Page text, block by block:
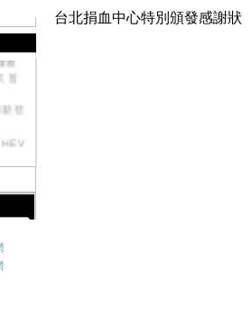
》
好
雅
首
登
》
額
回
》
好
台北捐血中心特別頒發感謝狀